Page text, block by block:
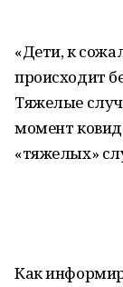
«Дети, к
происходит
Тяжелые
момент
«тяжелых»
Как